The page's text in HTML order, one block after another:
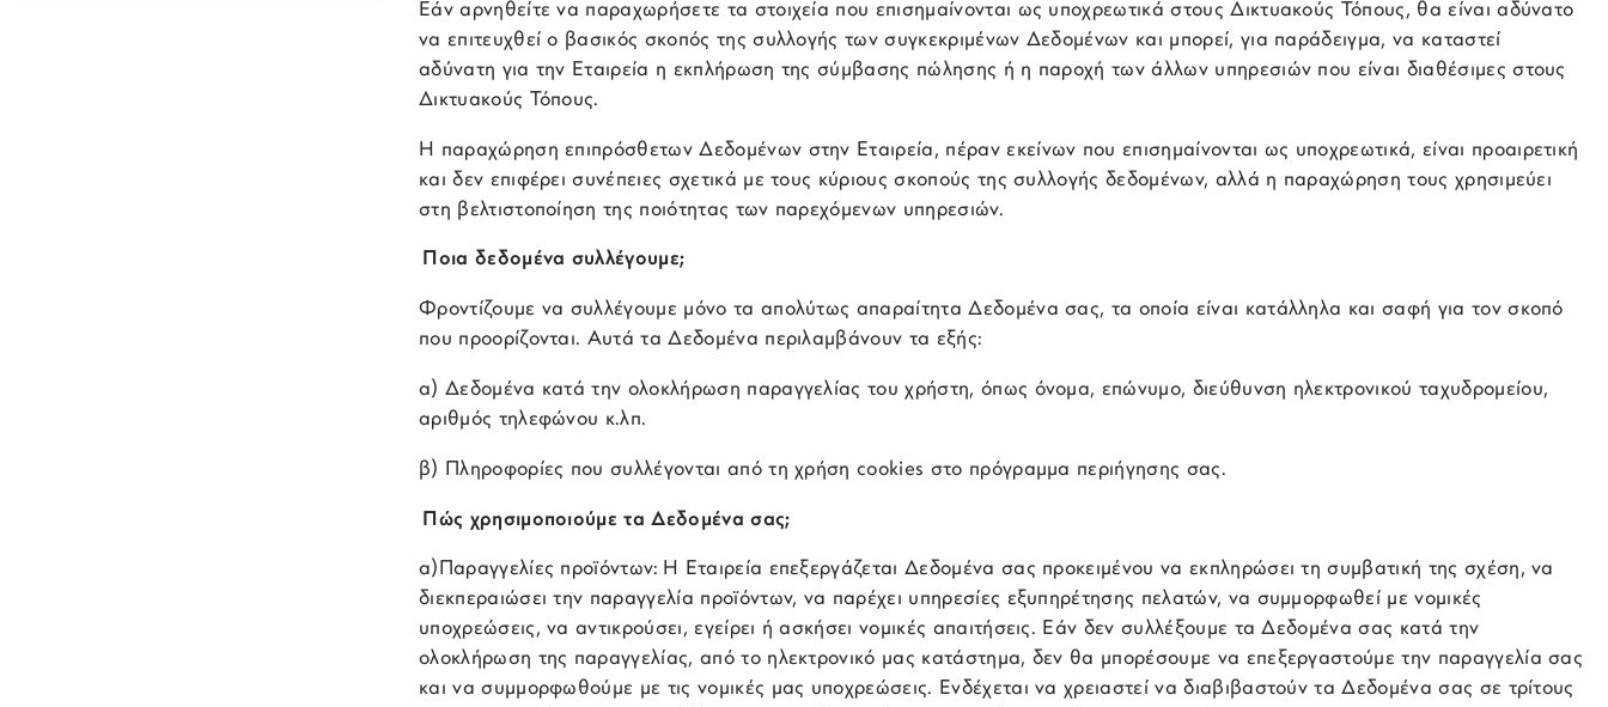
Εάν αρνηθείτε να παραχωρήσετε τα στοιχεία που επισημαίνονται ως υποχρεωτικά στους Δικτυακούς Τόπους, θα είναι αδύνατο
να επιτευχθεί ο βασικός σκοπός της συλλογής των συγκεκριμένων Δεδομένων και μπορεί, για παράδειγμα, να καταστεί
αδύνατη για την Εταιρεία η εκπλήρωση της σύμβασης πώλησης ή η παροχή των άλλων υπηρεσιών που είναι διαθέσιμες στους
Δικτυακούς Τόπους.
Η παραχώρηση επιπρόσθετων Δεδομένων στην Εταιρεία, πέραν εκείνων που επισημαίνονται ως υποχρεωτικά, είναι προαιρετική
και δεν επιφέρει συνέπειες σχετικά με τους κύριους σκοπούς της συλλογής δεδομένων, αλλά η παραχώρηση τους χρησιμεύει
στη βελτιστοποίηση της ποιότητας των παρεχόμενων υπηρεσιών.
Ποια δεδομένα συλλέγουμε;
Φροντίζουμε να συλλέγουμε μόνο τα απολύτως απαραίτητα Δεδομένα σας, τα οποία είναι κατάλληλα και σαφή για τον σκοπό
που προορίζονται. Αυτά τα Δεδομένα περιλαμβάνουν τα εξής:
α) Δεδομένα κατά την ολοκλήρωση παραγγελίας του χρήστη, όπως όνομα, επώνυμο, διεύθυνση ηλεκτρονικού ταχυδρομείου,
αριθμός τηλεφώνου κ.λπ.
β) Πληροφορίες που συλλέγονται από τη χρήση cookies στο πρόγραμμα περιήγησης σας.
Πώς χρησιμοποιούμε τα Δεδομένα σας;
α)Παραγγελίες προϊόντων: Η Εταιρεία επεξεργάζεται Δεδομένα σας προκειμένου να εκπληρώσει τη συμβατική της σχέση, να
διεκπεραιώσει την παραγγελία προϊόντων, να παρέχει υπηρεσίες εξυπηρέτησης πελατών, να συμμορφωθεί με νομικές
υποχρεώσεις, να αντικρούσει, εγείρει ή ασκήσει νομικές απαιτήσεις. Εάν δεν συλλέξουμε τα Δεδομένα σας κατά την
ολοκλήρωση της παραγγελίας, από το ηλεκτρονικό μας κατάστημα, δεν θα μπορέσουμε να επεξεργαστούμε την παραγγελία σας
και να συμμορφωθούμε με τις νομικές μας υποχρεώσεις. Ενδέχεται να χρειαστεί να διαβιβαστούν τα Δεδομένα σας σε τρίτους